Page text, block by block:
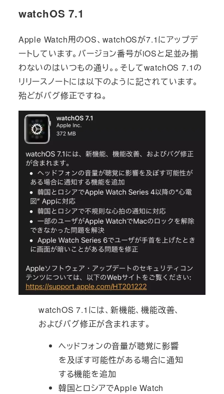
watchOS 7.1
Apple Watch用のOS、watchOSが7.1にアップデ
ートしています。バージョン番号がiOSと足並み揃
わないのはいつもの通り。。そしてwatchOS 7.1の
リリースノートには以下のように記されています。
殆どがバグ修正ですね。
watchOS 7.1には、新機能、機能改善、
およびバグ修正が含まれます。
ヘッドフォンの音量が聴覚に影響
を及ぼす可能性がある場合に通知
する機能を追加
韓国とロシアでApple Watch